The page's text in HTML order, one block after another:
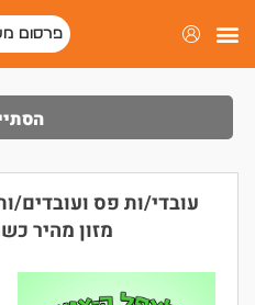
פרסום
עובדי/ות פס ועובדים/
מזון מהיר